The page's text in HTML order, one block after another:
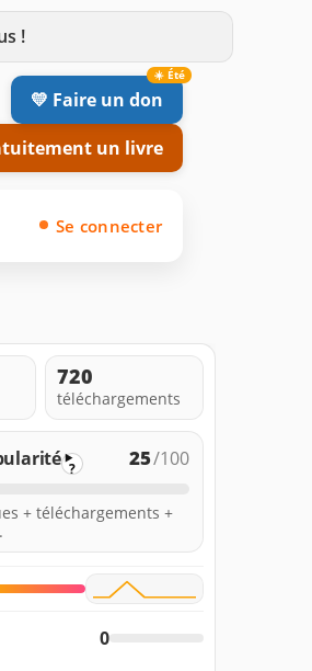
!
💛 Faire un don
un livre
Se connecter
720
téléchargements
? 25/100
+ téléchargements +
0